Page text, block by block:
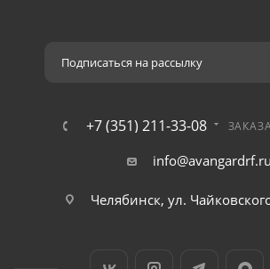
Подписаться на рассылку
+7 (351) 211-33-08
info@avangardrf.ru
Челябинск, ул.